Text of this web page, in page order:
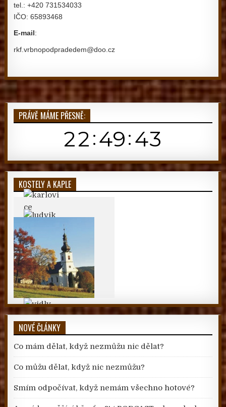
tel.: +420 731534033
IČO: 65893468
E-mail:
rkf.vrbnopodpradedem@doo.cz
PRÁVĚ MÁME PŘESNĚ:
KOSTELY A KAPLE
NOVÉ ČLÁNKY
Co mám dělat, když nezmůžu nic dělat?
Co můžu dělat, když nic nezmůžu?
Smím odpočívat, když nemám všechno hotové?